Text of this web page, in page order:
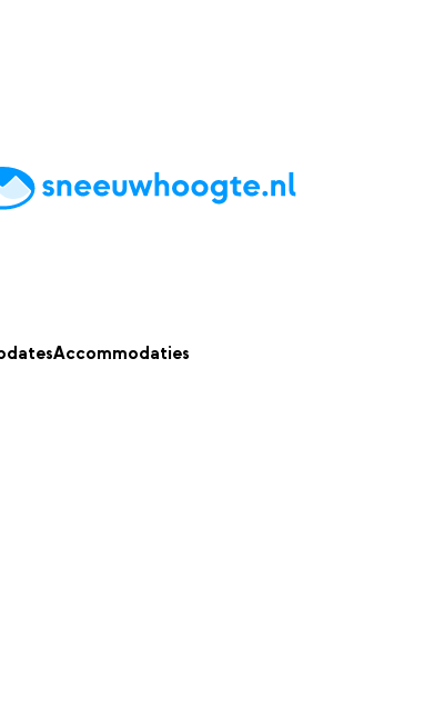
TipsReviewsLive updatesApp
Accommodaties